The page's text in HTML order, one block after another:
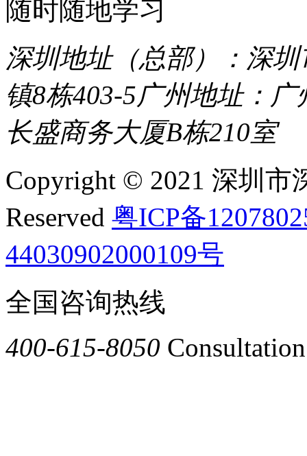
随时随地学习
深圳地址（总部）：深
镇8栋403-5广州地址：
长盛商务大厦B栋210室
Copyright © 2021 深圳市
Reserved 粤ICP备
44030902000109号
全国咨询热线
400-615-8050